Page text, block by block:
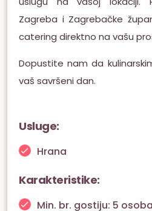
Zagreba i Zagrebačke
catering direktno na vašu
Dopustite nam da
vaš savršeni dan.
Usluge:
Hrana
Karakteristike:
Min. br. gostiju: 5 osoba